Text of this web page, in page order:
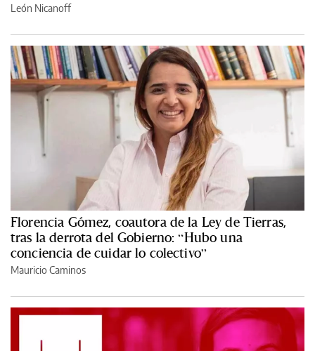
León Nicanoff
Florencia Gómez, coautora de la Ley de Tierras,
tras la derrota del Gobierno: “Hubo una
conciencia de cuidar lo colectivo”
Mauricio Caminos